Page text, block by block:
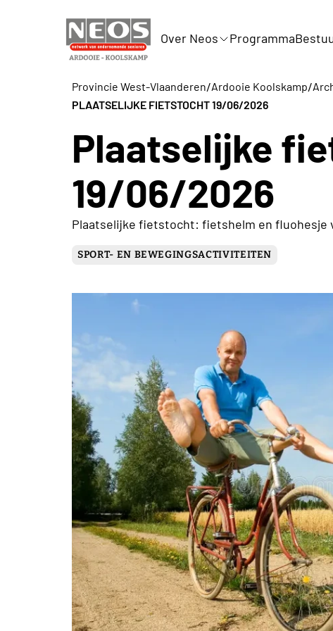
Over Neos Programma
Provincie West-Vlaanderen/Ardooie Koolskamp/
PLAATSELIJKE FIETSTOCHT 19/06/2026
Plaatselijke
19/06/2026
Plaatselijke fietstocht: fietshelm en fluohesje
SPORT- EN BEWEGINGSACTIVITEITEN